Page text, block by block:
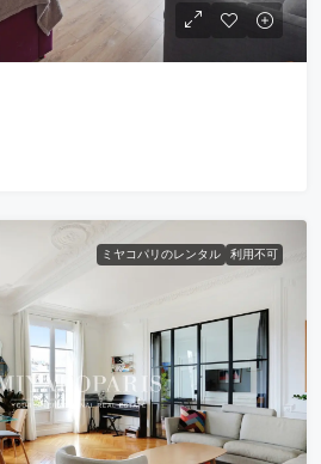
ミヤコパリのレンタル 利用不可